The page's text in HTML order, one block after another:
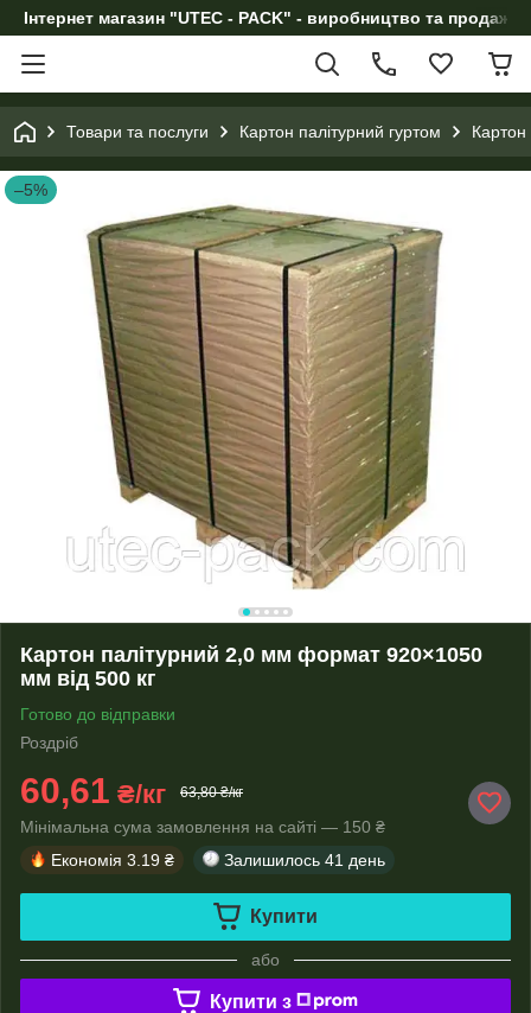
Інтернет магазин "UTEC - PACK" - виробництво та продаж
Товари та послуги Картон палітурний гуртом
–5%
Картон палітурний 2,0 мм формат 920×1050
мм від 500 кг
Готово до відправки
Роздріб
60,61 ₴/кг 63,80 ₴/кг
Мінімальна сума замовлення на сайті — 150 ₴
Економія 3.19 ₴ Залишилось 41 день
Купити
або
Купити з